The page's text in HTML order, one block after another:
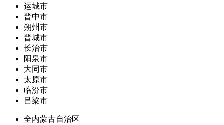
运城市
晋中市
朔州市
晋城市
长治市
阳泉市
大同市
太原市
临汾市
吕梁市
全内蒙古自治区